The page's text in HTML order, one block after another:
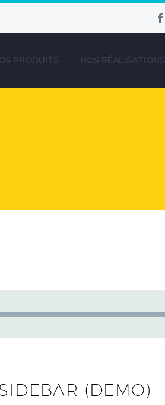
PRODUITS NOS RÉALISATIONS
(DEMO)